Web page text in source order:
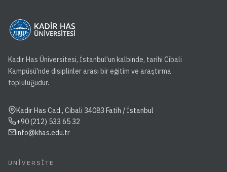
Kadir Has Üniversitesi, İstanbul'un kalbinde, tarihi Cibali
Kampüsü'nde disiplinler arası bir eğitim ve araştırma
topluluğudur.
Kadir Has Cad., Cibali 34083 Fatih / İstanbul
+90 (212) 533 65 32
info@khas.edu.tr
ÜNIVERSITE